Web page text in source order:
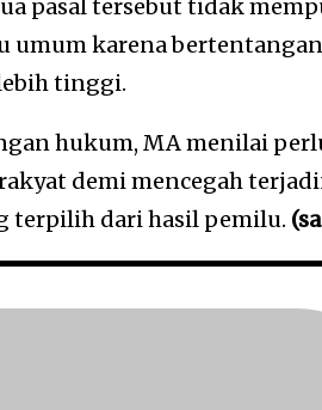
pasal tersebut tidak
umum karena
tinggi.
hukum, MA menilai
demi mencegah
terpilih dari hasil pemilu.